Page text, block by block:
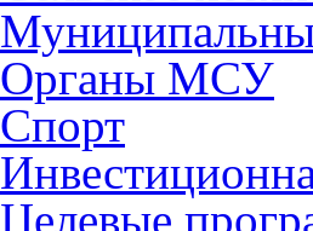
Органы МСУ
Спорт
Целевые